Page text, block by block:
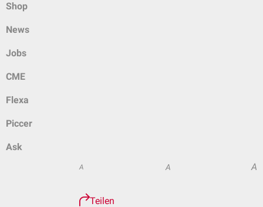
Shop
News
Jobs
CME
Flexa
Piccer
Ask
A A A
Teilen